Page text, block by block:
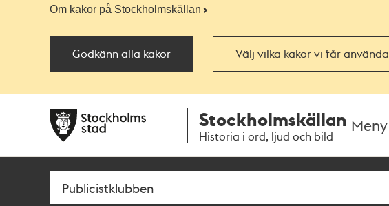
Om kakor på Stockholmskällan
Godkänn alla kakor Välj vilka kakor vi får använda
navigationen
huvudinnehållet
Stockholmskällan
Historia i ord, ljud och bild
Meny
Sök